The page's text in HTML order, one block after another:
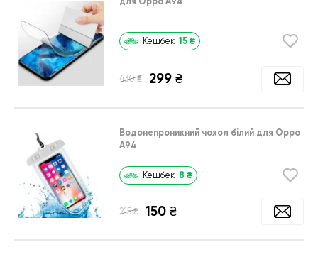
Кешбек 15 ₴
430 ₴ 299 ₴
Водонепроникний чохол білий для Oppo
A94
Кешбек 8 ₴
215 ₴ 150 ₴